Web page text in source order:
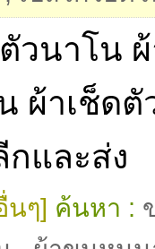
วนาโน
ผ้าเช็ดตั
กและส่ง
นๆ] ค้นหา :